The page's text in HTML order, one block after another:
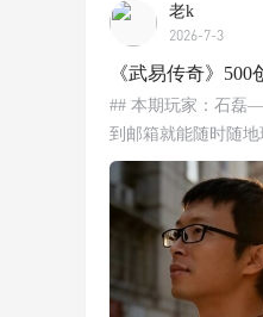
老k
2026-7-3
《武易传奇》
## 本期玩家：石磊
到邮箱就能随时随